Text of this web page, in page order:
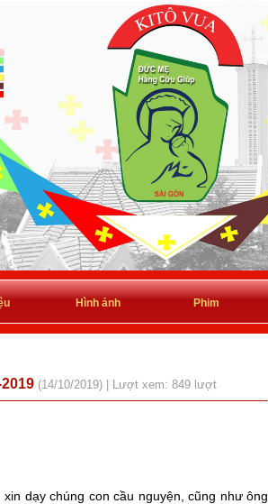
Hình ảnh Phim
(14/10/2019) | Lượt xem: 849 lượt
dạy chúng con cầu nguyện, cũng như ông